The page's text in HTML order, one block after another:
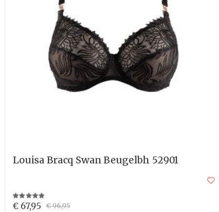
Louisa Bracq Swan Beugelbh 52901
Waardering:
100%
€ 67,95 € 96,95